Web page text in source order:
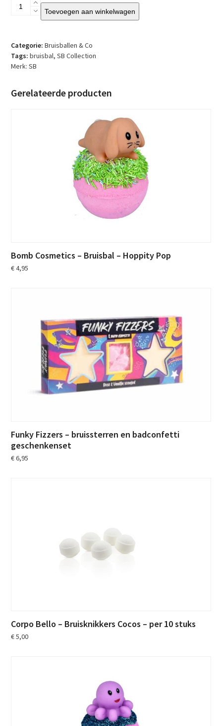
Macaron
–
Lotus
Toevoegen aan winkelwagen
Categorie: Bruisballen & Co
Tags: bruisbal,SB Collection
Merk:SB
Gerelateerde producten
Bomb Cosmetics – Bruisbal – Hoppity Pop
€4,95
Funky Fizzers – bruissterren en badconfetti
geschenkenset
€6,95
Corpo Bello – Bruisknikkers Cocos – per 10 stuks
€5,00